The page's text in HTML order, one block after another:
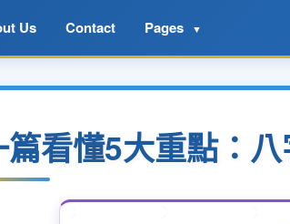
Us Contact Pages ▼
篇看懂5大重點：